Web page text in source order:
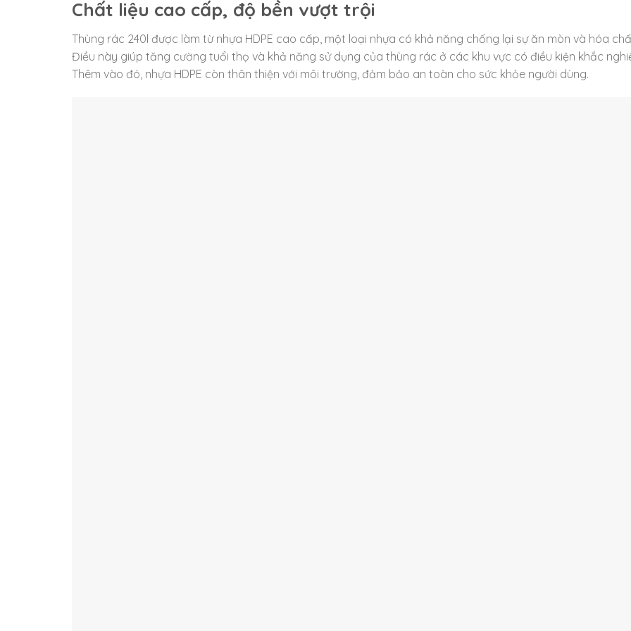
Chất liệu cao cấp, độ bền vượt trội
Thùng rác 240l được làm từ nhựa HDPE cao cấp, một loại nhựa có khả năng chống lại sự ăn mòn và hóa
Điều này giúp tăng cường tuổi thọ và khả năng sử dụng của thùng rác ở các khu vực có điều kiện khắc
Thêm vào đó, nhựa HDPE còn thân thiện với môi trường, đảm bảo an toàn cho sức khỏe người dùng.